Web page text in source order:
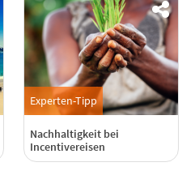
Experten-Tipp
Nachhaltigkeit bei
Incentivereisen